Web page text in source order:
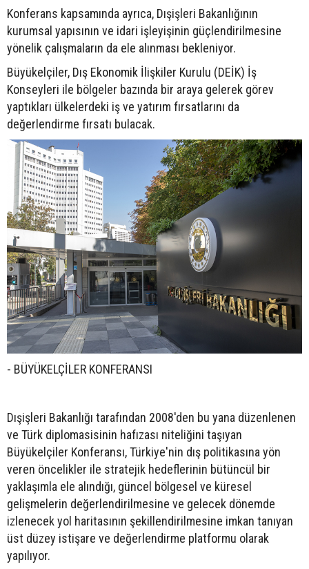
Konferans kapsamında ayrıca, Dışişleri Bakanlığının
kurumsal yapısının ve idari işleyişinin güçlendirilmesine
yönelik çalışmaların da ele alınması bekleniyor.
Büyükelçiler, Dış Ekonomik İlişkiler Kurulu (DEİK) İş
Konseyleri ile bölgeler bazında bir araya gelerek görev
yaptıkları ülkelerdeki iş ve yatırım fırsatlarını da
değerlendirme fırsatı bulacak.
- BÜYÜKELÇİLER KONFERANSI
Dışişleri Bakanlığı tarafından 2008'den bu yana düzenlenen
ve Türk diplomasisinin hafızası niteliğini taşıyan
Büyükelçiler Konferansı, Türkiye'nin dış politikasına yön
veren öncelikler ile stratejik hedeflerinin bütüncül bir
yaklaşımla ele alındığı, güncel bölgesel ve küresel
gelişmelerin değerlendirilmesine ve gelecek dönemde
izlenecek yol haritasının şekillendirilmesine imkan tanıyan
üst düzey istişare ve değerlendirme platformu olarak
yapılıyor.